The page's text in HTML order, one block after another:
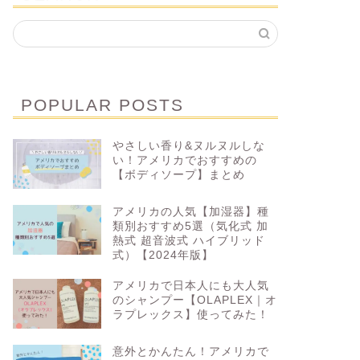
POPULAR POSTS
やさしい香り&ヌルヌルしな
い！アメリカでおすすめの
【ボディソープ】まとめ
アメリカの人気【加湿器】種
類別おすすめ5選（気化式 加
熱式 超音波式 ハイブリッド
式）【2024年版】
アメリカで日本人にも大人気
のシャンプー【OLAPLEX｜オ
ラプレックス】使ってみた！
意外とかんたん！アメリカで